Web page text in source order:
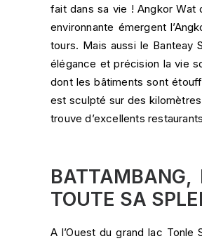
fait dans sa vie ! Angkor Wat
environnante émergent
tours. Mais aussi le Banteay
élégance et précision la vie
dont les bâtiments sont
est sculpté sur des
trouve d’excellents
BATTAMBANG,
TOUTE SA
A l’Ouest du grand lac